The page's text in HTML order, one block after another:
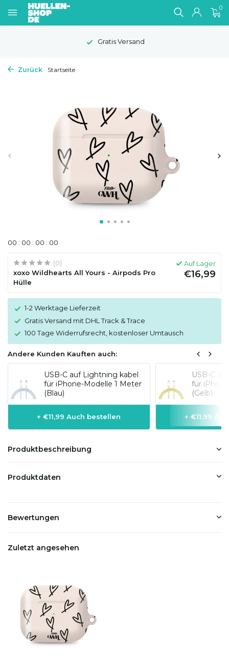
0
Gratis Versand
Zurück Startseite
00 : 00 : 00 : 00
(0)
xoxo Wildhearts All Yours - Airpods Pro
Hülle
Auf Lager
€16,99
1-2 Werktage Lieferzeit
Gratis Versand mit DHL Track & Trace
100 Tage Widerrufsrecht, kostenloser Umtausch
Andere Kunden Kauften auch:
USB-C auf Lightning kabel
für iPhone-Modelle 1 Meter
(Blau)
+ €11,99 Auch bestellen
USB-C
für
(Gelb)
+ €11,99
Produktbeschreibung
Produktdaten
Bewertungen
Zuletzt angesehen